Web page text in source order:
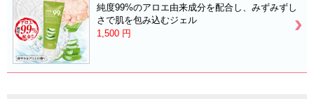
純度99%のアロエ由来成分を配合し、みずみずし
さで肌を包み込むジェル
1,500 円